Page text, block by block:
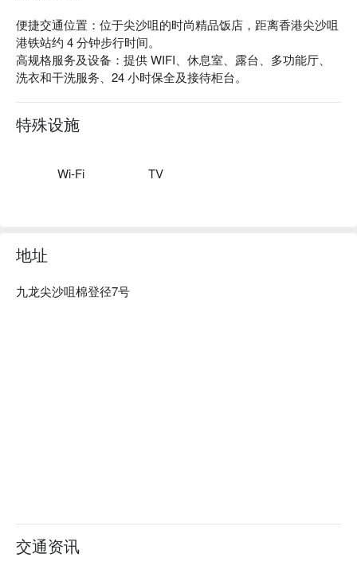
便捷交通位置：位于尖沙咀的时尚精品饭店，距离香港尖沙咀
港铁站约 4 分钟步行时间。
高规格服务及设备：提供 WIFI、休息室、露台、多功能厅、
洗衣和干洗服务、24 小时保全及接待柜台。
特殊设施
Wi-Fi TV
地址
九龙尖沙咀棉登径7号
交通资讯